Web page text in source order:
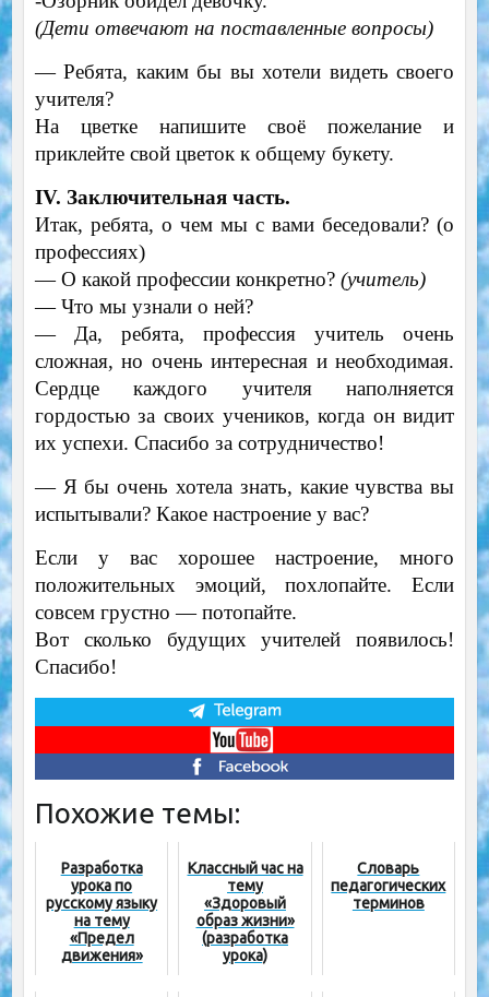
(Дети отвечают на поставленные вопросы)
—Ребята, каким бы вы хотели видеть своего
учителя?
На цветке напишите своё пожелание и
приклейте свой цветок к общему букету.
IV. Заключительная часть.
Итак, ребята, о чем мы с вами беседовали? (о
профессиях)
—О какой профессии конкретно? (учитель)
—Что мы узнали о ней?
—Да, ребята, профессия учитель очень
сложная, но очень интересная и необходимая.
Сердце каждого учителя наполняется
гордостью за своих учеников, когда он видит
их успехи. Спасибо за сотрудничество!
—Я бы очень хотела знать, какие чувства вы
испытывали? Какое настроение у вас?
Если у вас хорошее настроение, много
положительных эмоций, похлопайте. Если
совсем грустно — потопайте.
Вот сколько будущих учителей появилось!
Спасибо!
Похожие темы:
Разработка
урока по
русскому языку
на тему
«Предел
движения»
Классный час на
тему
«Здоровый
образ жизни»
(разработка
урока)
Словарь
педагогических
терминов